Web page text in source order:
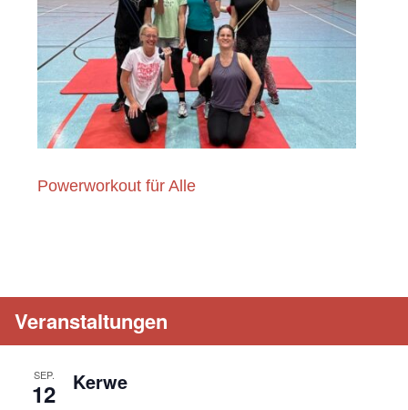
Powerworkout für Alle
Veranstaltungen
SEP.
12 Kerwe